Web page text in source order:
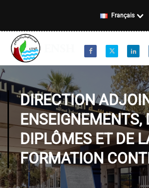
Français
DIRECTION
ENSEIGNEMENTS,
DIPLÔMES ET DE
FORMATION